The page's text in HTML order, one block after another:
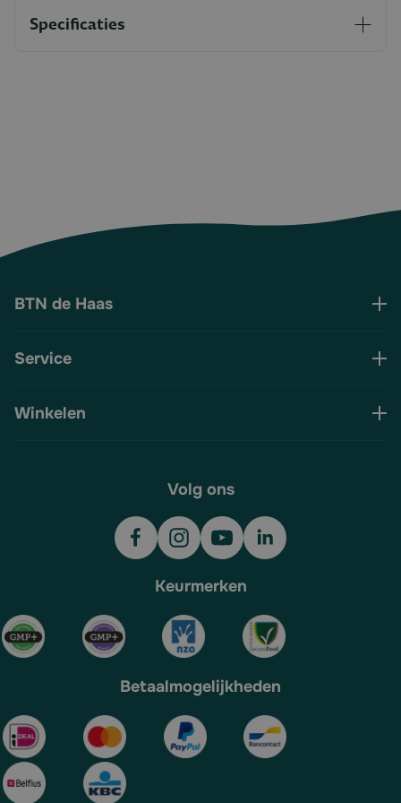
Specificaties
BTN de Haas
Service
Winkelen
Volg ons
Keurmerken
Betaalmogelijkheden